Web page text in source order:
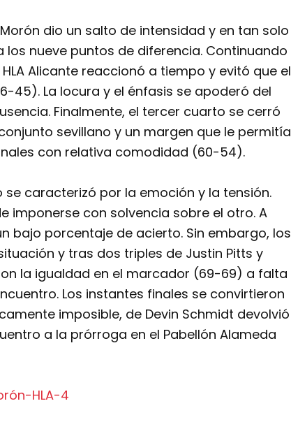
dio un salto de intensidad y en tan solo
nueve puntos de diferencia. Continuando
Alicante reaccionó a tiempo y evitó que el
45). La locura y el énfasis se apoderó del
Finalmente, el tercer cuarto se cerró
sevillano y un margen que le permitía
con relativa comodidad (60-54).
caracterizó por la emoción y la tensión.
imponerse con solvencia sobre el otro. A
bajo porcentaje de acierto. Sin embargo, los
y tras dos triples de Justin Pitts y
la igualdad en el marcador (69-69) a falta
Los instantes finales se convirtieron
imposible, de Devin Schmidt devolvió
a la prórroga en el Pabellón Alameda